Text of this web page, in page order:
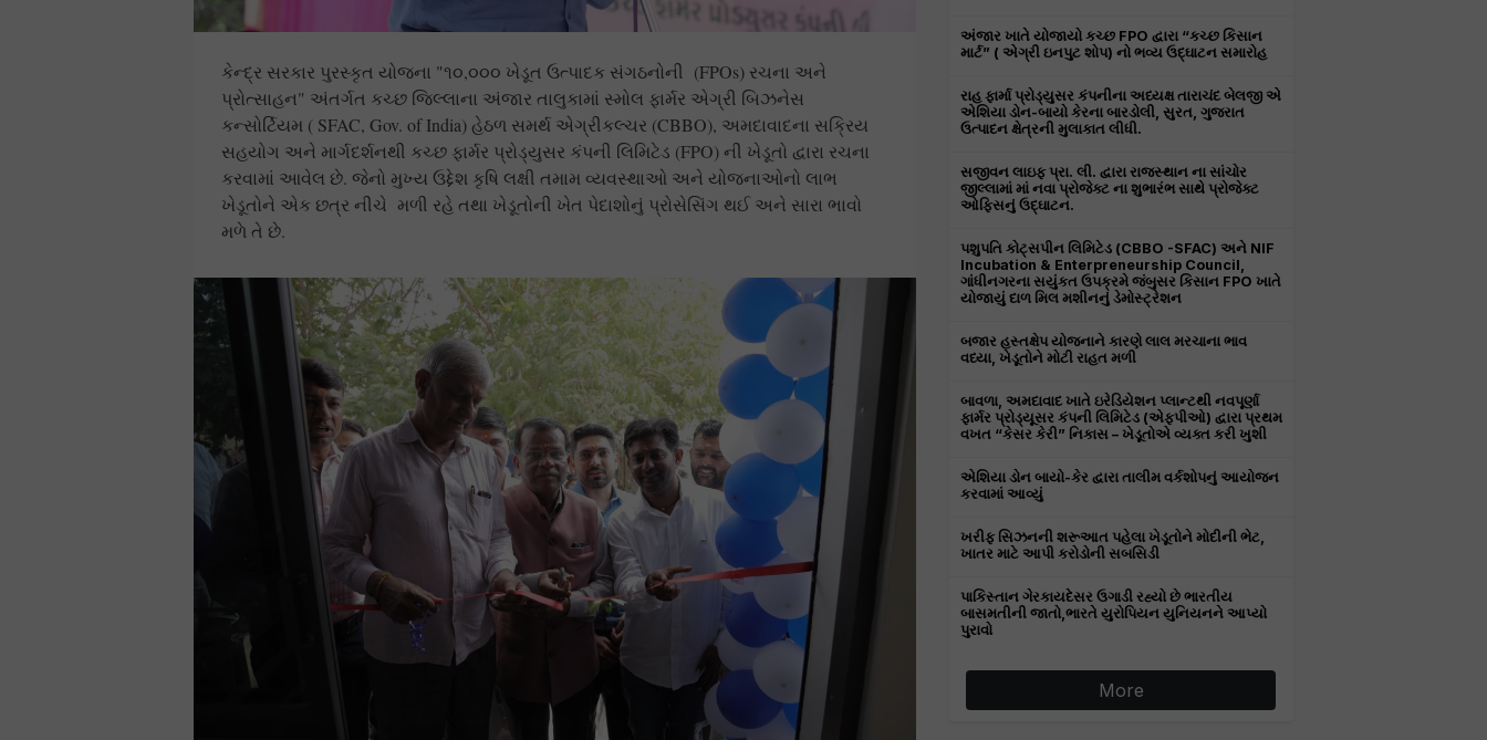
કેન્દ્ર સરકાર પુરસ્કૃત યોજના "૧૦,૦૦૦ ખેડૂત ઉત્પાદક સંગઠનોની (FPOs) રચના અને
પ્રોત્સાહન" અંતર્ગત કચ્છ જિલ્લાના અંજાર તાલુકામાં સ્મોલ ફાર્મર એગ્રી બિઝનેસ
કન્સોર્ટિયમ ( SFAC, Gov. of India) હેઠળ સમર્થ એગ્રીકલ્ચર (CBBO), અમદાવાદના સક્રિય
સહયોગ અને માર્ગદર્શનથી કચ્છ ફાર્મર પ્રોડ્યુસર કંપની લિમિટેડ (FPO) ની ખેડૂતો દ્વારા રચના
કરવામાં આવેલ છે. જેનો મુખ્ય ઉદ્દેશ કૃષિ લક્ષી તમામ વ્યવસ્થાઓ અને યોજનાઓનો લાભ
ખેડૂતોને એક છત્ર નીચે મળી રહે તથા ખેડૂતોની ખેત પેદાશોનું પ્રોસેસિંગ થઈ અને સારા ભાવો
મળે તે છે.
અંજાર ખાતે યોજાયો કચ્છ FPO દ્વારા “કચ્છ કિસાન
માર્ટ” ( એગ્રી ઇનપુટ શોપ) નો ભવ્ય ઉદ્ઘાટન સમારોહ
રાહ ફાર્મા પ્રોડ્યુસર કંપનીના અધ્યક્ષ તારાચંદ બેલજી એ
એશિયા ડોન-બાયો કેરના બારડોલી, સુરત, ગુજરાત
ઉત્પાદન ક્ષેત્રની મુલાકાત લીધી.
સજીવન લાઇફ પ્રા. લી. દ્વારા રાજસ્થાન ના સાંચોર
જીલ્લામાં માં નવા પ્રોજેક્ટ ના શુભારંભ સાથે પ્રોજેક્ટ
ઓફિસનું ઉદ્ઘાટન.
પશુપતિ કોટ્સપીન લિમિટેડ (CBBO -SFAC) અને NIF
Incubation & Enterpreneurship Council,
ગાંધીનગરના સયુંકત ઉપક્રમે જંબુસર કિસાન FPO ખાતે
યોજાયું દાળ મિલ મશીનનું ડેમોસ્ટ્રેશન
બજાર હસ્તક્ષેપ યોજનાને કારણે લાલ મરચાના ભાવ
વધ્યા, ખેડૂતોને મોટી રાહત મળી
બાવળા, અમદાવાદ ખાતે ઇરેડિયેશન પ્લાન્ટથી નવપૂર્ણા
ફાર્મર પ્રોડ્યૂસર કંપની લિમિટેડ (એફપીઓ) દ્વારા પ્રથમ
વખત “કેસર કેરી” નિકાસ – ખેડૂતોએ વ્યક્ત કરી ખુશી
એશિયા ડોન બાયો-કેર દ્વારા તાલીમ વર્કશોપનું આયોજન
કરવામાં આવ્યું
ખરીફ સિઝનની શરૂઆત પહેલા ખેડૂતોને મોદીની ભેટ,
ખાતર માટે આપી કરોડોની સબસિડી
પાકિસ્તાન ગેરકાયદેસર ઉગાડી રહ્યો છે ભારતીય
બાસમતીની જાતો,ભારતે યુરોપિયન યુનિયનને આપ્યો
પુરાવો
More